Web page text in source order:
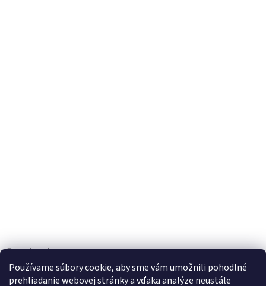
Používame súbory cookie, aby sme vám umožnili pohodlné
prehliadanie webovej stránky a vďaka analýze neustále
Facebook